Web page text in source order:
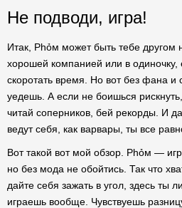
Не подводи, игра!
Итак, Phỏм может быть тебе другом
хорошей компанией или в одиночку,
скоротать время. Но вот без фана и
уедешь. А если не боишься
читай соперников, бей рекорды. И
ведут себя, как варвары, ты все
Вот такой вот мой обзор. Phỏм —
но без мода не обойтись. Так что
дайте себя зажать в угол, здесь ты
играешь вообще. Чувствуешь